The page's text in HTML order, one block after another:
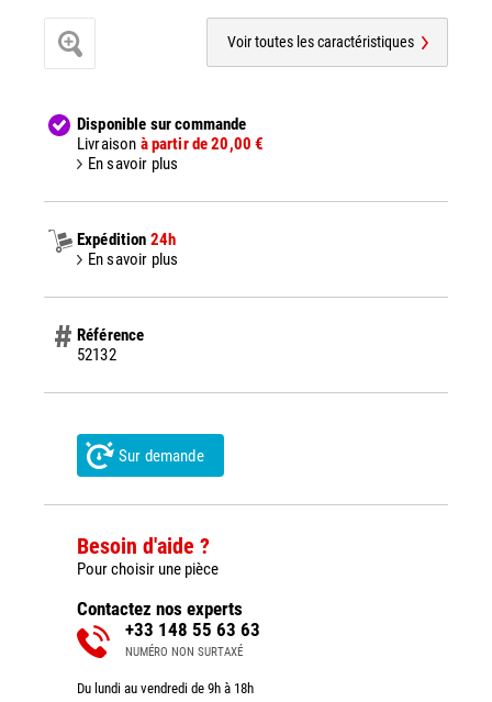
Voir toutes les caractéristiques
Disponible sur commande
Livraison à partir de 20,00 €
En savoir plus
Expédition 24h
En savoir plus
Référence
52132
Sur demande
Besoin d'aide ?
Pour choisir une pièce
Contactez nos experts
+33 148 55 63 63
NUMÉRO NON SURTAXÉ
Du lundi au vendredi de 9h à 18h